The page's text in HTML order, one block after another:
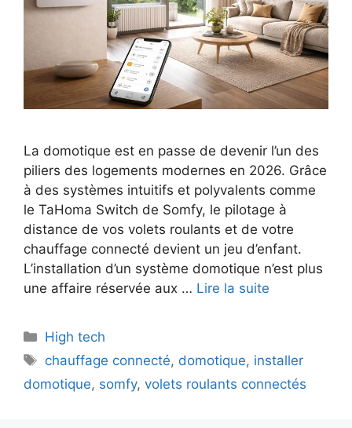
La domotique est en passe de devenir l’un des
piliers des logements modernes en 2026. Grâce
à des systèmes intuitifs et polyvalents comme
le TaHoma Switch de Somfy, le pilotage à
distance de vos volets roulants et de votre
chauffage connecté devient un jeu d’enfant.
L’installation d’un système domotique n’est plus
une affaire réservée aux … Lire la suite
Catégories
High tech
Étiquettes
chauffage connecté, domotique, installer
domotique, somfy, volets roulants connectés